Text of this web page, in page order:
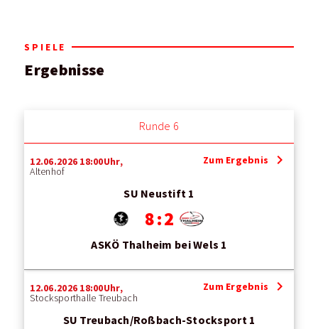
SPIELE
Ergebnisse
Runde 6
12.06.2026 18:00Uhr,
Altenhof
SU Neustift 1
8 : 2
ASKÖ Thalheim bei Wels 1
Zum Ergebnis chevron_right
12.06.2026 18:00Uhr,
Stocksporthalle Treubach
SU Treubach/Roßbach-Stocksport 1
Zum Ergebnis chevron_right